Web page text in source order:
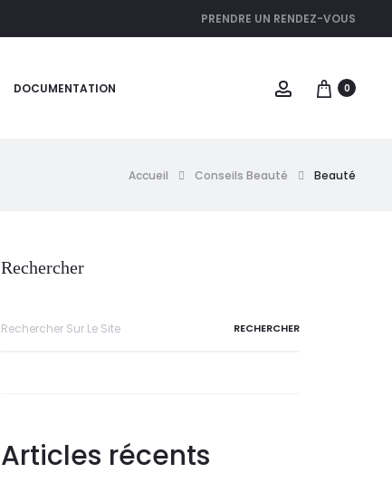
PRENDRE UN RENDEZ-VOUS
DOCUMENTATION 0
Accueil Conseils Beauté Beauté
Rechercher
Articles récents